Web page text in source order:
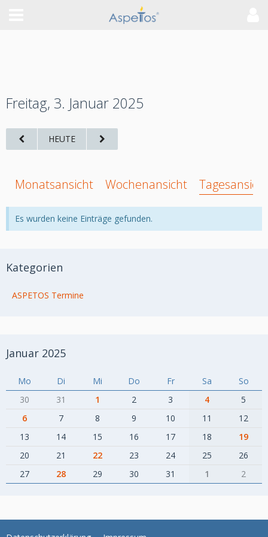
Freitag, 3. Januar 2025
HEUTE
Monatsansicht Wochenansicht Tagesansicht
Es wurden keine Einträge gefunden.
Kategorien
ASPETOS Termine
Januar 2025
Mo Di Mi Do Fr Sa
So
30
31 1 2 3 4
5
6
7 8 9 10 11
12
13
14 15 16 17 18
19
20
21 22 23 24 25
26
27
28 29 30 31 1 2